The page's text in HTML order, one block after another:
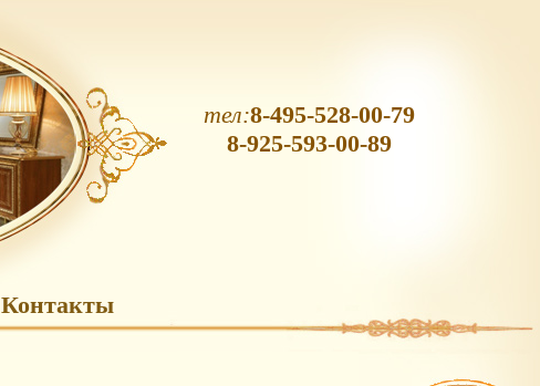
Контакты
тел:8-495-528-00-79
8-925-593-00-89